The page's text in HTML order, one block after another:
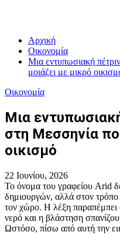
Αρχική
Οικονομία
Μια εντυπωσιακή
μοιάζει με μικρό
Οικονομία
Μια
στη Μεσσηνία
οικισμό
22 Ιουνίου, 2026
Το όνομα του γραφείου Arid
δημιουργών, αλλά στον τρόπο
τον χώρο. Η λέξη παραπέμπει
νερό και η βλάστηση
Ωστόσο, πίσω από αυτή την